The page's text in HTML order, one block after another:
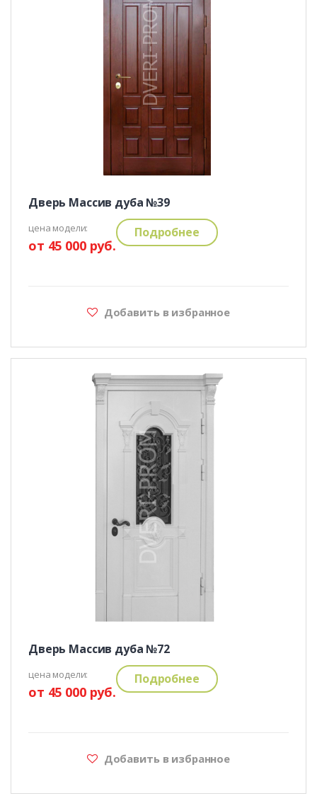
Дверь Массив дуба №39
цена модели:
от 45 000 руб.
Подробнее
Добавить в избранное
Дверь Массив дуба №72
цена модели:
от 45 000 руб.
Подробнее
Добавить в избранное